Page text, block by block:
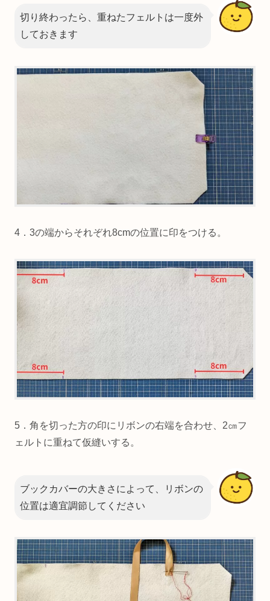
切り終わったら、重ねたフェルトは一度外
しておきます
4．3の端からそれぞれ8cmの位置に印をつける。
5．角を切った方の印にリボンの右端を合わせ、2㎝フ
ェルトに重ねて仮縫いする。
ブックカバーの大きさによって、リボンの
位置は適宜調節してください